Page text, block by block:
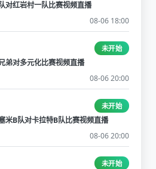
对红岩村一队比赛视频直播
08-06 18:00
未开始
弟对多元化比赛视频直播
08-06 20:00
未开始
米B队对卡拉特B队比赛视频直播
08-06 20:00
未开始